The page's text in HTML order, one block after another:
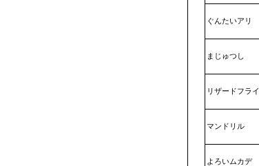
ぐんたいアリ
まじゅつし
リザードフライ
マンドリル
よろいムカデ